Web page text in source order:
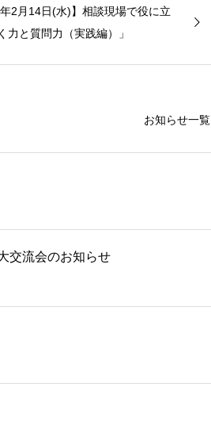
年2月14日(水)】相談現場で役に立
力と質問力（実践編）」
お知らせ一覧
交流会のお知らせ